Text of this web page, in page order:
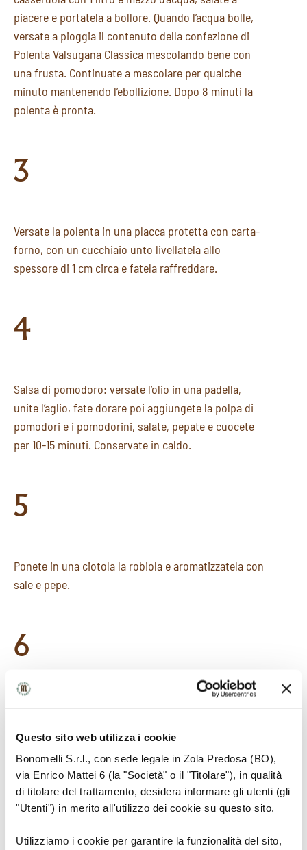
Questo sito web utilizza i cookie
Bonomelli S.r.l., con sede legale in Zola Predosa (BO),
via Enrico Mattei 6 (la "Società" o il "Titolare"), in qualità
di titolare del trattamento, desidera informare gli utenti (gli
"Utenti") in merito all'utilizzo dei cookie su questo sito.
Utilizziamo i cookie per garantire la funzionalità del sito,
piacere e portatela a bollore. Quando l’acqua bolle,
versate a pioggia il contenuto della confezione di
Polenta Valsugana Classica mescolando bene con
una frusta. Continuate a mescolare per qualche
minuto mantenendo l’ebollizione. Dopo 8 minuti la
polenta è pronta.
3
Versate la polenta in una placca protetta con carta-
forno, con un cucchiaio unto livellatela allo
spessore di 1 cm circa e fatela raffreddare.
4
Salsa di pomodoro: versate l’olio in una padella,
unite l’aglio, fate dorare poi aggiungete la polpa di
pomodori e i pomodorini, salate, pepate e cuocete
per 10-15 minuti. Conservate in caldo.
5
Ponete in una ciotola la robiola e aromatizzatela con
sale e pepe.
6
7
Assemblaggio: ponete nel piatto un disco di